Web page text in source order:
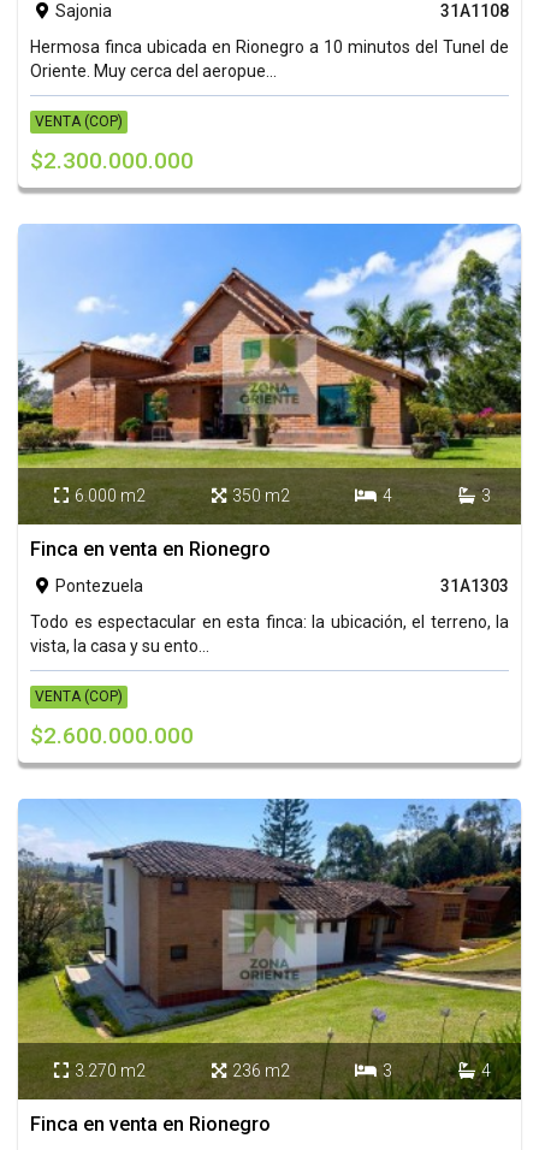
 Sajonia
31A1108
Hermosa finca ubicada en Rionegro a 10 minutos del Tunel de
Oriente. Muy cerca del aeropue...
VENTA (COP)
$2.300.000.000
 6.000 m2  350 m2  4  3
Finca en venta en Rionegro
 Pontezuela
31A1303
Todo es espectacular en esta finca: la ubicación, el terreno, la
vista, la casa y su ento...
VENTA (COP)
$2.600.000.000
 3.270 m2  236 m2  3  4
Finca en venta en Rionegro